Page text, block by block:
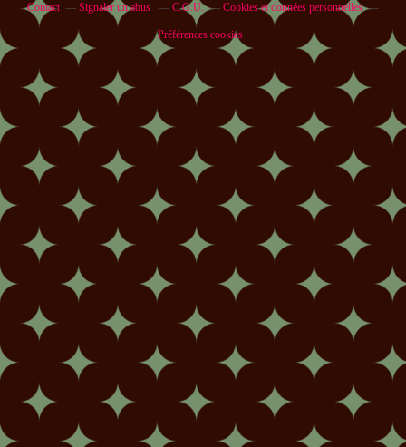
Contact Signaler un abus C.G.U. Cookies et données personnelles
Préférences cookies